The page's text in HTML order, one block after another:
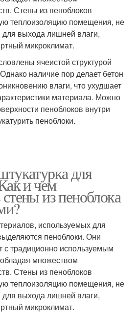
Стены из пеноблоков
теплоизоляцию помещения, не
для выхода лишней влаги,
микроклимат.
ячеистой структурой
наличие пор делает бетон
влаги, что ухудшает
материала. Можно
пеноблоков внутри
пеноблоки.
для
и чем
из пеноблока
используемых для
пеноблоки. Они
с традиционно используемым
множеством
Стены из пеноблоков
теплоизоляцию помещения, не
для выхода лишней влаги,
микроклимат.